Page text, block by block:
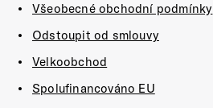
Všeobecné obchodní podmínky
Odstoupit od smlouvy
Velkoobchod
Spolufinancováno EU